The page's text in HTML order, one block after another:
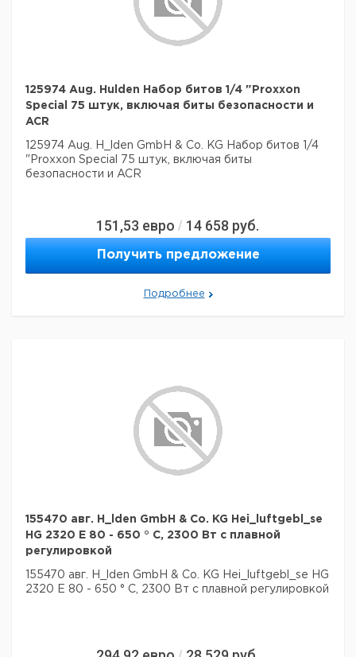
125974 Aug. Hulden Набор битов 1/4 "Proxxon
Special 75 штук, включая биты безопасности и
ACR
125974 Aug. H_lden GmbH & Co. KG Набор битов 1/4
"Proxxon Special 75 штук, включая биты
безопасности и ACR
151,53 евро / 14 658 руб.
Получить предложение
Подробнее
155470 авг. H_lden GmbH & Co. KG Hei_luftgebl_se
HG 2320 E 80 - 650 ° C, 2300 Вт с плавной
регулировкой
155470 авг. H_lden GmbH & Co. KG Hei_luftgebl_se HG
2320 E 80 - 650 ° C, 2300 Вт с плавной регулировкой